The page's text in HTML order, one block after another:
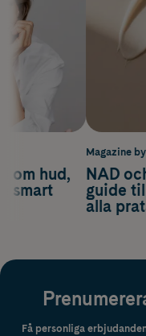
om hud,
smart
Magazine
NAD
guide
alla
Få personliga